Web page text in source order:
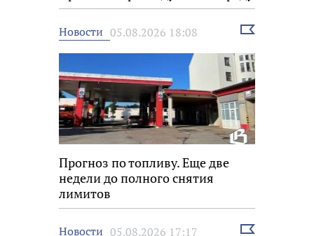
«Знание.Премия»
Новости 05.08.2026 18:08
Выбрать
Прогноз по топливу. Еще две
недели до полного снятия
лимитов
Новости 05.08.2026 17:17
Выбрать